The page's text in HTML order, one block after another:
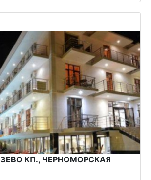
КП., ЧЕРНОМОРСКАЯ